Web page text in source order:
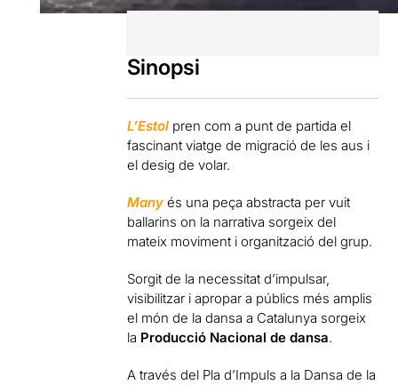
Sinopsi
L’Estol pren com a punt de partida el
fascinant viatge de migració de les aus i
el desig de volar.
Many és una peça abstracta per vuit
ballarins on la narrativa sorgeix del
mateix moviment i organització del grup.
Sorgit de la necessitat d’impulsar,
visibilitzar i apropar a públics més amplis
el món de la dansa a Catalunya sorgeix
la Producció Nacional de dansa.
A través del Pla d’Impuls a la Dansa de la